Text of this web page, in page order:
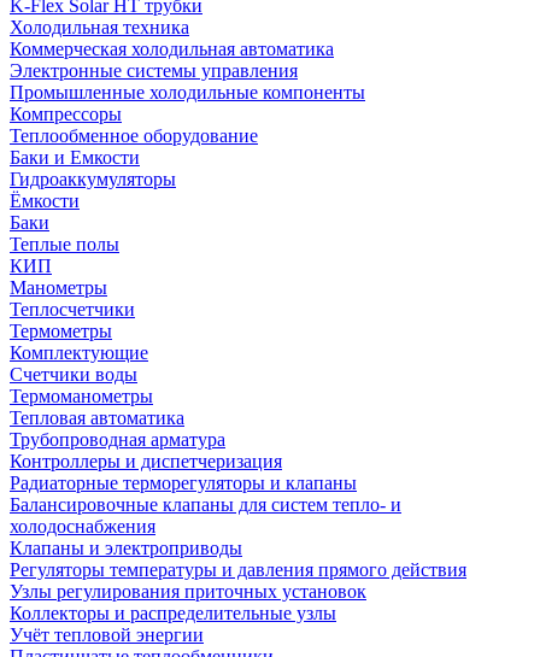
K-Flex Solar HT трубки
Холодильная техника
Коммерческая холодильная автоматика
Электронные системы управления
Промышленные холодильные компоненты
Компрессоры
Теплообменное оборудование
Баки и Емкости
Гидроаккумуляторы
Ёмкости
Баки
Теплые полы
КИП
Манометры
Теплосчетчики
Термометры
Комплектующие
Счетчики воды
Термоманометры
Тепловая автоматика
Трубопроводная арматура
Контроллеры и диспетчеризация
Радиаторные терморегуляторы и клапаны
Балансировочные клапаны для систем тепло- и
холодоснабжения
Клапаны и электроприводы
Регуляторы температуры и давления прямого действия
Узлы регулирования приточных установок
Коллекторы и распределительные узлы
Учёт тепловой энергии